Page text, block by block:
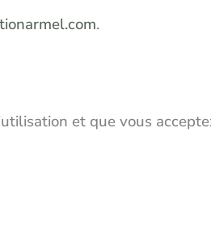
.
et que vous